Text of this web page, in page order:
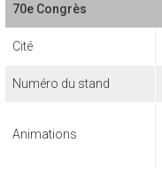
70e Congrès
Cité
Numéro du stand
Animations